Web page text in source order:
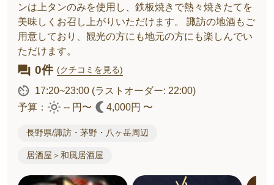
ンは上タンのみを使用し、鉄板焼きで熱々焼きたてを
美味しくお召し上がりいただけます。 諏訪の地酒もご
用意しており、観光の方にも地元の方にも楽しんでい
ただけます。
0件 (クチコミを見る)
17:20~23:00 (ラストオーダー: 22:00)
予算：
-- 円〜 4,000円 〜
長野県/諏訪・茅野・八ヶ岳周辺
居酒屋＞和風居酒屋